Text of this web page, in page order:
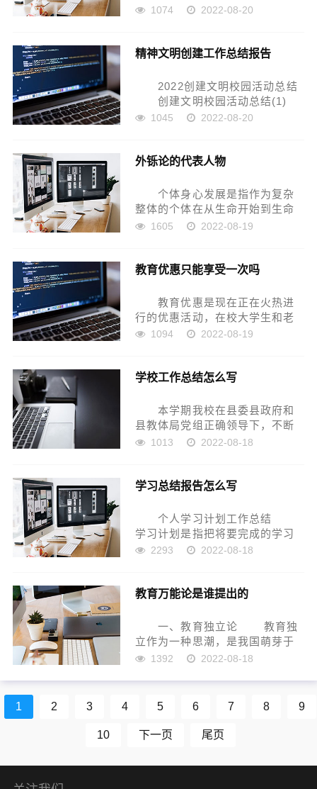
保师生生命财产的安全、责任重
全第一、预防为主”为安全工作方
1074 2022-08-20
精神文明创建工作总结报告
2022创建文明校园活动总结
创建文明校园活动总结(1)
棣花镇中心小学位于丹凤县
之称。学校现有8个教学班，学生
1045 2022-08-20
外铄论的代表人物
个体身心发展是指作为复杂
整体的个体在从生命开始到生命
结束的全部人生过程中，不断发
程。这是人的各方面的潜在素质
响个...
1605 2022-08-19
教育优惠只能享受一次吗
教育优惠是现在正在火热进
行的优惠活动，在校大学生和老
师都是可以申请认证的，当认证
ipad送耳机，是真的很划算哦！
1094 2022-08-19
学校工作总结怎么写
本学期我校在县委县政府和
县教体局党组正确领导下，不断
提高精细化管理水平，着力在提
设优质特色学校道路上奋力前
意度...
1013 2022-08-18
学习总结报告怎么写
个人学习计划工作总结
学习计划是指把将要完成的学习
任务，用文字、列表、图表等方
和短安排;从实际出发来制订计划;
2293 2022-08-18
教育万能论是谁提出的
一、教育独立论 教育独
立作为一种思潮，是我国萌芽于
“五四”之前，发展兴盛于20世纪
议》，阐明教育独立的基本观
1392 2022-08-18
1 2 3 4 5 6 7 8 9
10 下一页 尾页